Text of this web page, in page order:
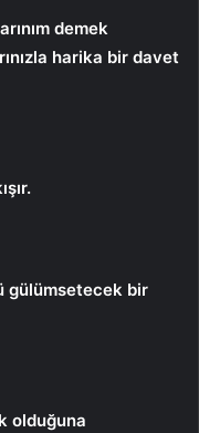
demek
harika bir davet
gülümsetecek bir
olduğuna